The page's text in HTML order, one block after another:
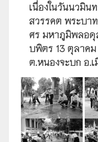
เนื่องในวันนวมิน
สวรรคต พระบา
ศร มหาภูมิพลอดุ
บพิตร 13 ตุลาค
ต.หนองจะบก อ.เ